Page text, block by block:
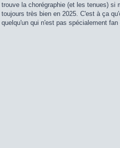
trouve la chorégraphie (et les tenues) si
toujours très bien en 2025. C'est à ça
quelqu'un qui n'est pas spécialement